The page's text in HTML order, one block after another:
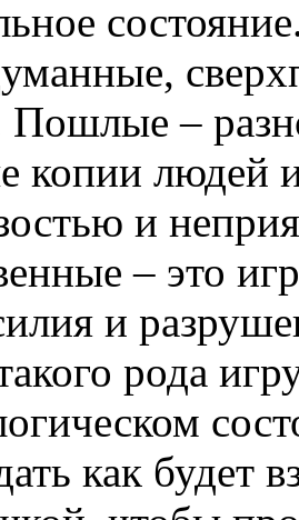
–
копии
и
– это
и
рода
как будет